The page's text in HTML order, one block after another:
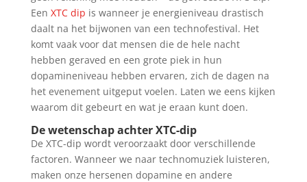
Een XTC dip is wanneer je energieniveau drastisch
daalt na het bijwonen van een technofestival. Het
komt vaak voor dat mensen die de hele nacht
hebben geraved en een grote piek in hun
dopamineniveau hebben ervaren, zich de dagen na
het evenement uitgeput voelen. Laten we eens kijken
waarom dit gebeurt en wat je eraan kunt doen.
De wetenschap achter XTC-dip
De XTC-dip wordt veroorzaakt door verschillende
factoren. Wanneer we naar technomuziek luisteren,
maken onze hersenen dopamine en andere